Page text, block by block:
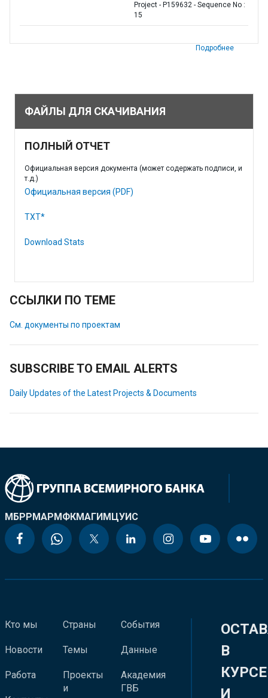
Project - P159632 - Sequence No :
15
Подробнее
ФАЙЛЫ ДЛЯ СКАЧИВАНИЯ
ПОЛНЫЙ ОТЧЕТ
Официальная версия документа (может содержать подписи, и
т.д.)
Официальная версия (PDF)
TXT*
Download Stats
ССЫЛКИ ПО ТЕМЕ
См. документы по проектам
SUBSCRIBE TO EMAIL ALERTS
Daily Updates of the Latest Projects & Documents
МБРРМАРМФКМАГИМЦУИС
Кто мы
Новости
Работа
Страны
Темы
Проекты
и
События
Данные
Академия
ГВБ
В
КУРСЕ
И